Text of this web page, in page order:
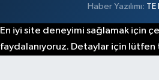
Haber Yazılımı: TE
En iyi site deneyimi sağlamak için
faydalanıyoruz. Detaylar için lütfen